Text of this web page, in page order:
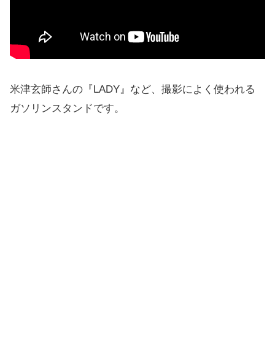
米津玄師さんの『LADY』など、撮影によく使われる
ガソリンスタンドです。